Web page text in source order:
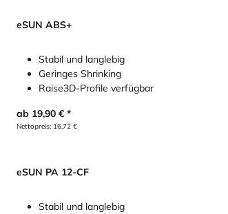
eSUN ABS+
Stabil und langlebig
Geringes Shrinking
Raise3D-Profile verfügbar
ab 19,90 €
Nettopreis: 16,72 €
eSUN PA 12-CF
Stabil und langlebig